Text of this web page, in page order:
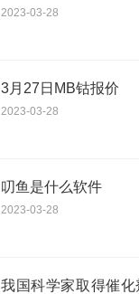
2023-03-28
3月27日MB钴报价
2023-03-28
叨鱼是什么软件
2023-03-28
我国科学家取得催